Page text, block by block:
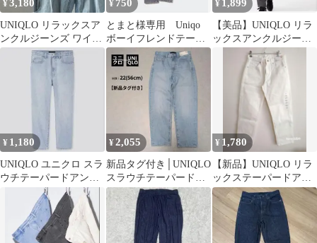
¥3,180
UNIQLO リラックスア
ンクルジーンズ ワイド
フィット ポケット付き
シンプル
¥ 750
とまと様専用 Uniqo
ボーイフレンドテーパ
ードジーンズ アンクル
丈
¥ 1,899
【美品】UNIQLO リラ
ックスアンクルジーン
ズ ワイドフィット デニ
¥ 1,180
UNIQLO ユニクロ スラ
ウチテーパードアンク
ルジーンズ リラックス
¥2,055
新品タグ付き│UNIQLO
スラウチテーパードア
ンクルジーンズ
22(56cm)
¥ 1,780
【新品】UNIQLO リラ
ックステーパードアン
クルジーンズ/ホワイ
ト/24